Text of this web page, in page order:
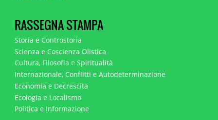
RASSEGNA STAMPA
Storia e Controstoria
Scienza e Coscienza Olistica
Cultura, Filosofia e Spiritualità
Internazionale, Conflitti e Autodeterminazione
Economia e Decrescita
Ecologia e Localismo
Politica e Informazione